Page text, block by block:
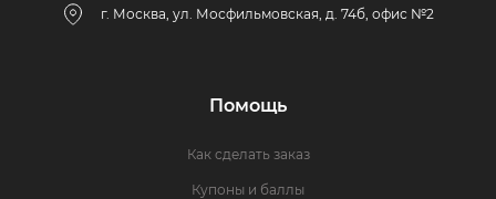
г. Москва, ул. Мосфильмовская, д. 74б, офис №2
Помощь
Как сделать заказ
Купоны и баллы